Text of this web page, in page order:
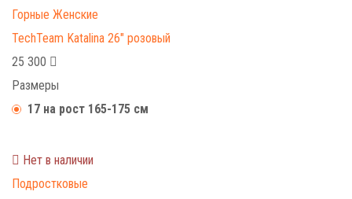
Горные Женские
TechTeam Katalina 26" розовый
25 300
Размеры
17 на рост 165-175 см
Нет в наличии
Подростковые